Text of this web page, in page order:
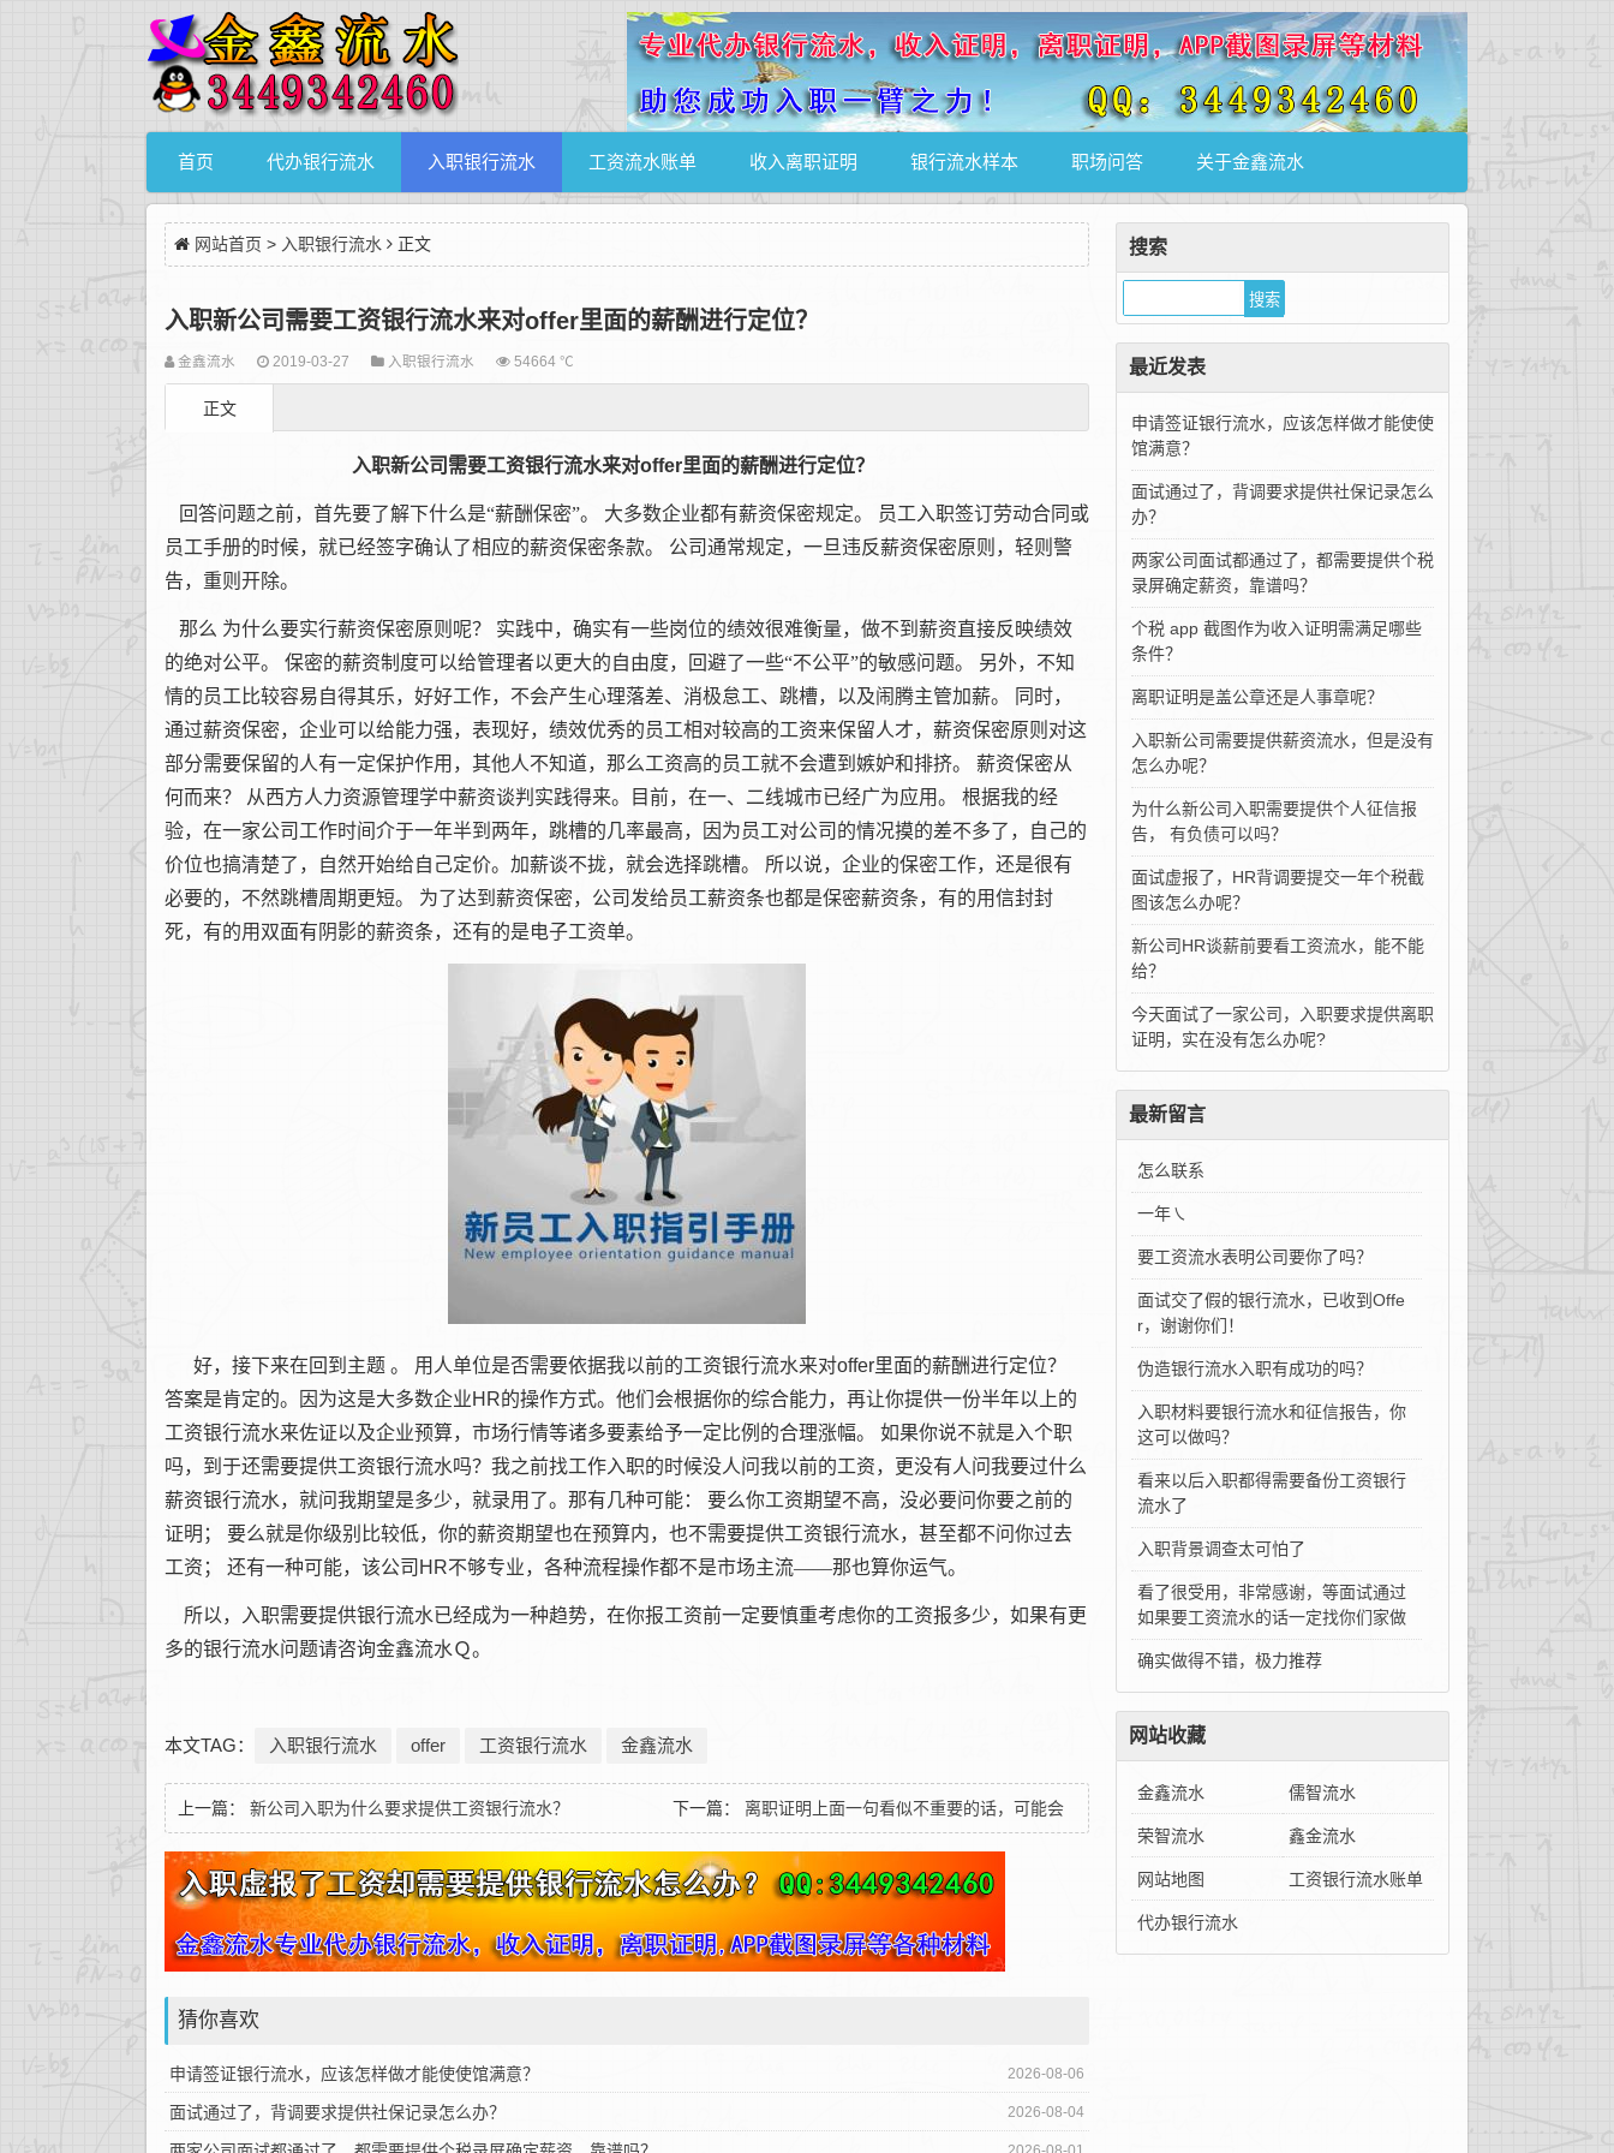
首页 代办银行流水 入职银行流水 工资流水账单 收入离职证明 银行流水样本 职场问答 关于金鑫流水
网站首页 > 入职银行流水 正文
入职新公司需要工资银行流水来对offer里面的薪酬进行定位？
金鑫流水 2019-03-27 入职银行流水 54664 ℃
正文
入职新公司需要工资银行流水来对offer里面的薪酬进行定位？
回答问题之前，首先要了解下什么是“薪酬保密”。 大多数企业都有薪资保密规定。
员工入职签订劳动合同或
员工手册的时候，就已经签字确认了相应的薪资保密条款。
公司通常规定，一旦违反薪资保密原则，轻则警
告，重则开除。
那么 为什么要实行薪资保密原则呢？
实践中，确实有一些岗位的绩效很难衡量，做不到薪资直接反映绩效
的绝对公平。
保密的薪资制度可以给管理者以更大的自由度，回避了一些“不公平”的敏感问题。
另外，不知
情的员工比较容易自得其乐，好好工作，不会产生心理落差、消极怠工、跳槽，以及闹腾主管加薪。
同时，
通过薪资保密，企业可以给能力强，表现好，绩效优秀的员工相对较高的工资来保留人才，薪资保密原则对这
部分需要保留的人有一定保护作用，其他人不知道，那么工资高的员工就不会遭到嫉妒和排挤。
薪资保密从
何而来？
从西方人力资源管理学中薪资谈判实践得来。目前，在一、二线城市已经广为应用。
根据我的经
验，在一家公司工作时间介于一年半到两年，跳槽的几率最高，因为员工对公司的情况摸的差不多了，自己的
价位也搞清楚了，自然开始给自己定价。加薪谈不拢，就会选择跳槽。
所以说，企业的保密工作，还是很有
必要的，不然跳槽周期更短。
为了达到薪资保密，公司发给员工薪资条也都是保密薪资条，有的用信封封
死，有的用双面有阴影的薪资条，还有的是电子工资单。
好，接下来在回到主题 。 用人单位是否需要依据我以前的工资银行流水来对offer里面的薪酬进行定位？
答案是肯定的。因为这是大多数企业HR的操作方式。他们会根据你的综合能力，再让你提供一份半年以上的
工资银行流水来佐证以及企业预算，市场行情等诸多要素给予一定比例的合理涨幅。
如果你说不就是入个职
吗，到于还需要提供工资银行流水吗？我之前找工作入职的时候没人问我以前的工资，更没有人问我要过什么
薪资银行流水，就问我期望是多少，就录用了。那有几种可能：
要么你工资期望不高，没必要问你要之前的
证明；
要么就是你级别比较低，你的薪资期望也在预算内，也不需要提供工资银行流水，甚至都不问你过去
工资；
还有一种可能，该公司 HR不够专业，各种流程操作都不是市场主流——那也算你运气。
所以，入职需要提供银行流水已经成为一种趋势，在你报工资前一定要慎重考虑你的工资报多少，如果有更
多的银行流水问题请咨询金鑫流水Ｑ。
本文TAG： 入职银行流水 offer 工资银行流水 金鑫流水
上一篇： 新公司入职为什么要求提供工资银行流水？ 下一篇： 离职证明上面一句看似不重要的话，可能会
直接影响到你接下来的求职
猜你喜欢
2026-08-06
申请签证银行流水，应该怎样做才能使使馆满意？
2026-08-04
面试通过了，背调要求提供社保记录怎么办？
搜索
最近发表
申请签证银行流水，应该怎样做才能使使
馆满意？
面试通过了，背调要求提供社保记录怎么
办？
两家公司面试都通过了，都需要提供个税
录屏确定薪资，靠谱吗？
个税 app 截图作为收入证明需满足哪些
条件？
离职证明是盖公章还是人事章呢？
入职新公司需要提供薪资流水，但是没有
怎么办呢？
为什么新公司入职需要提供个人征信报
告， 有负债可以吗？
面试虚报了，HR背调要提交一年个税截
图该怎么办呢？
新公司HR谈薪前要看工资流水，能不能
给？
今天面试了一家公司，入职要求提供离职
证明，实在没有怎么办呢?
最新留言
怎么联系
一年㇏
要工资流水表明公司要你了吗？
面试交了假的银行流水，已收到Offe
r，谢谢你们！
伪造银行流水入职有成功的吗？
入职材料要银行流水和征信报告，你
这可以做吗？
看来以后入职都得需要备份工资银行
流水了
入职背景调查太可怕了
看了很受用，非常感谢，等面试通过
如果要工资流水的话一定找你们家做
确实做得不错，极力推荐
网站收藏
金鑫流水 儒智流水
荣智流水 鑫金流水
网站地图 工资银行流水账单
代办银行流水